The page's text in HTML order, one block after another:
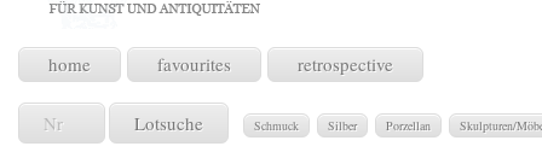
home favourites retrospective
Lotsuche Schmuck Silber Porzellan Skulpturen/